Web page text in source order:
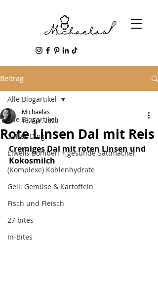
Beitrag
Alle Blogartikel
Süßes Ding
Eiweiß-Bomben + gesunde Sattmacher
(Komplexe) Kohlenhydrate
Geil: Gemüse & Kartoffeln
Fisch und Fleisch
27 bites
In-Bites
Alle Blogartikel
Rote Linsen Dal mit Reis
Michaelas
13. Apr. 2020
Cremiges Dal mit roten Linsen und
Kokosmilch